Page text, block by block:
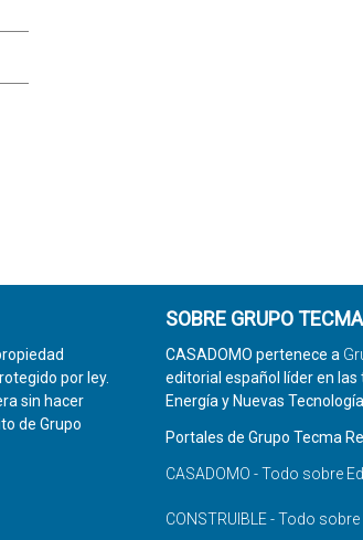
por ley.
sin hacer
de Grupo
SOBRE GRUPO
CASADOMO pertenece a
editorial español líder en
Energía y Nuevas
Portales de Grupo Tecma
CASADOMO - Todo sobre
CONSTRUIBLE - Todo